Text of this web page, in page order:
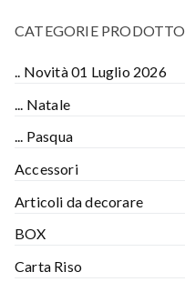
CATEGORIE PRODOTTO
.. Novità 01 Luglio 2026
... Natale
... Pasqua
Accessori
Articoli da decorare
BOX
Carta Riso